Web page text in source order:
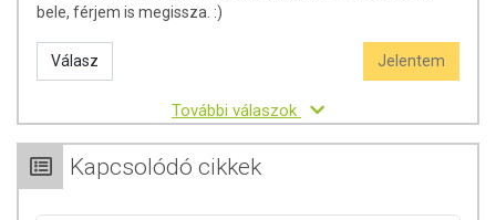
bele, férjem is megissza. :)
Válasz Jelentem
További válaszok
Kapcsolódó cikkek